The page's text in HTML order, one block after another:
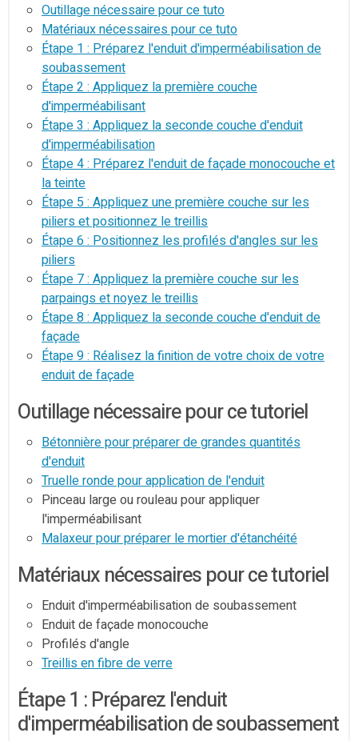
Outillage nécessaire pour ce tuto
Matériaux nécessaires pour ce tuto
Étape 1 : Préparez l'enduit d'imperméabilisation de
soubassement
Étape 2 : Appliquez la première couche
d'imperméabilisant
Étape 3 : Appliquez la seconde couche d'enduit
d'imperméabilisation
Étape 4 : Préparez l'enduit de façade monocouche et
la teinte
Étape 5 : Appliquez une première couche sur les
piliers et positionnez le treillis
Étape 6 : Positionnez les profilés d'angles sur les
piliers
Étape 7 : Appliquez la première couche sur les
parpaings et noyez le treillis
Étape 8 : Appliquez la seconde couche d'enduit de
façade
Étape 9 : Réalisez la finition de votre choix de votre
enduit de façade
Outillage nécessaire pour ce tutoriel
Bétonnière pour préparer de grandes quantités
d'enduit
Truelle ronde pour application de l'enduit
Pinceau large ou rouleau pour appliquer
l'imperméabilisant
Malaxeur pour préparer le mortier d'étanchéité
Matériaux nécessaires pour ce tutoriel
Enduit d'imperméabilisation de soubassement
Enduit de façade monocouche
Profilés d'angle
Treillis en fibre de verre
Étape 1 : Préparez l'enduit
d'imperméabilisation de soubassement